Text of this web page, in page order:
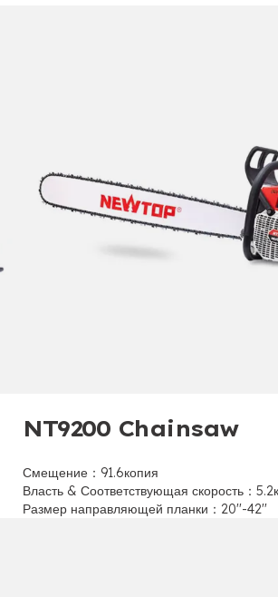
NT9200 Chainsaw
Смещение：91.6копия
Власть & Соответствующая скорость：
Размер направляющей планки：20''-42''